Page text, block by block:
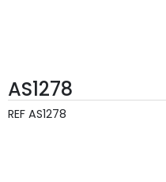
AS1278
REF AS1278